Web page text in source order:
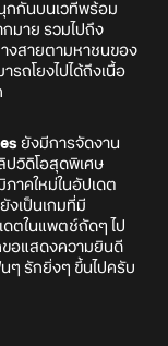
กกันบนเวทีพร้อม
มาย รวมไปถึง
งสายตามหาชนของ
รถโยงไปได้ถึงเนื้อ
ยังมีการจัดงาน
วิดิโอสุดพิเศษ
าคใหม่ในอัปเดต
งเป็นเกมที่มี
ตในแพตช์ถัดๆ ไป
อแสดงความยินดี
ๆ รักยิ่งๆ ขึ้นไปครับ